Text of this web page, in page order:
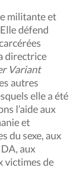
militante et
défend
directrice
Variant
autres
elle a été
l’aide aux
et
du sexe, aux
aux
victimes de